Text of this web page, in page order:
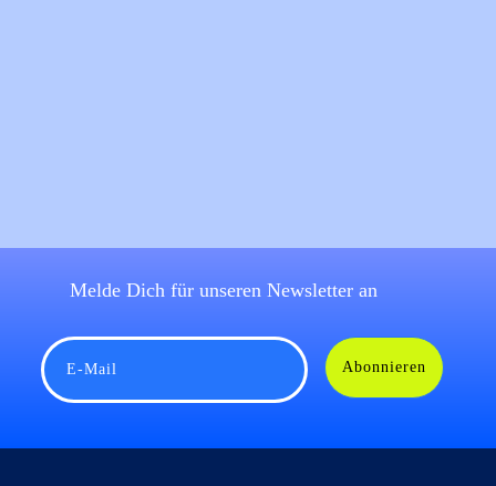
Melde Dich für unseren Newsletter an
E-Mail Abonnieren